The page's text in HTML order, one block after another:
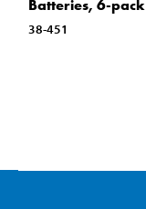
Batteries, 6-pack
38-451